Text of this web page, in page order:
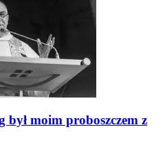
był moim proboszczem z